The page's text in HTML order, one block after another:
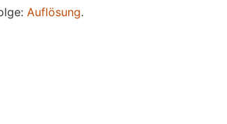
Auflösung.